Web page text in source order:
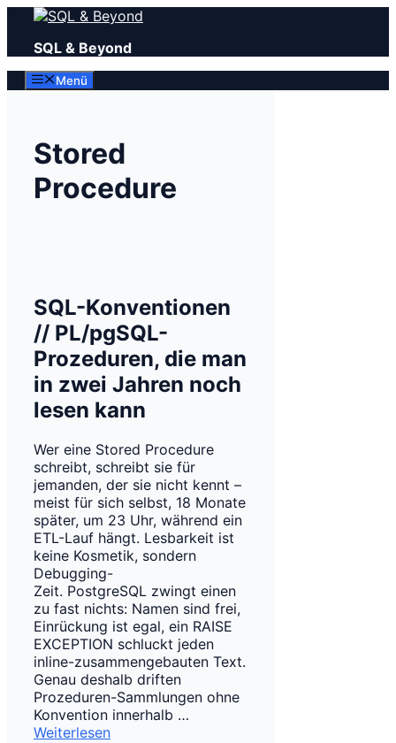
Zum
springen
SQL & Beyond
Menü
Stored
Procedure
SQL-Konventionen
// PL/pgSQL-
Prozeduren, die man
in zwei Jahren noch
lesen kann
Wer eine Stored Procedure
schreibt, schreibt sie für
jemanden, der sie nicht kennt –
meist für sich selbst, 18 Monate
später, um 23 Uhr, während ein
ETL-Lauf hängt. Lesbarkeit ist
keine Kosmetik, sondern
Debugging-
Zeit. PostgreSQL zwingt einen
zu fast nichts: Namen sind frei,
Einrückung ist egal, ein RAISE
EXCEPTION schluckt jeden
inline-zusammengebauten Text.
Genau deshalb driften
Prozeduren-Sammlungen ohne
Konvention innerhalb …
Weiterlesen